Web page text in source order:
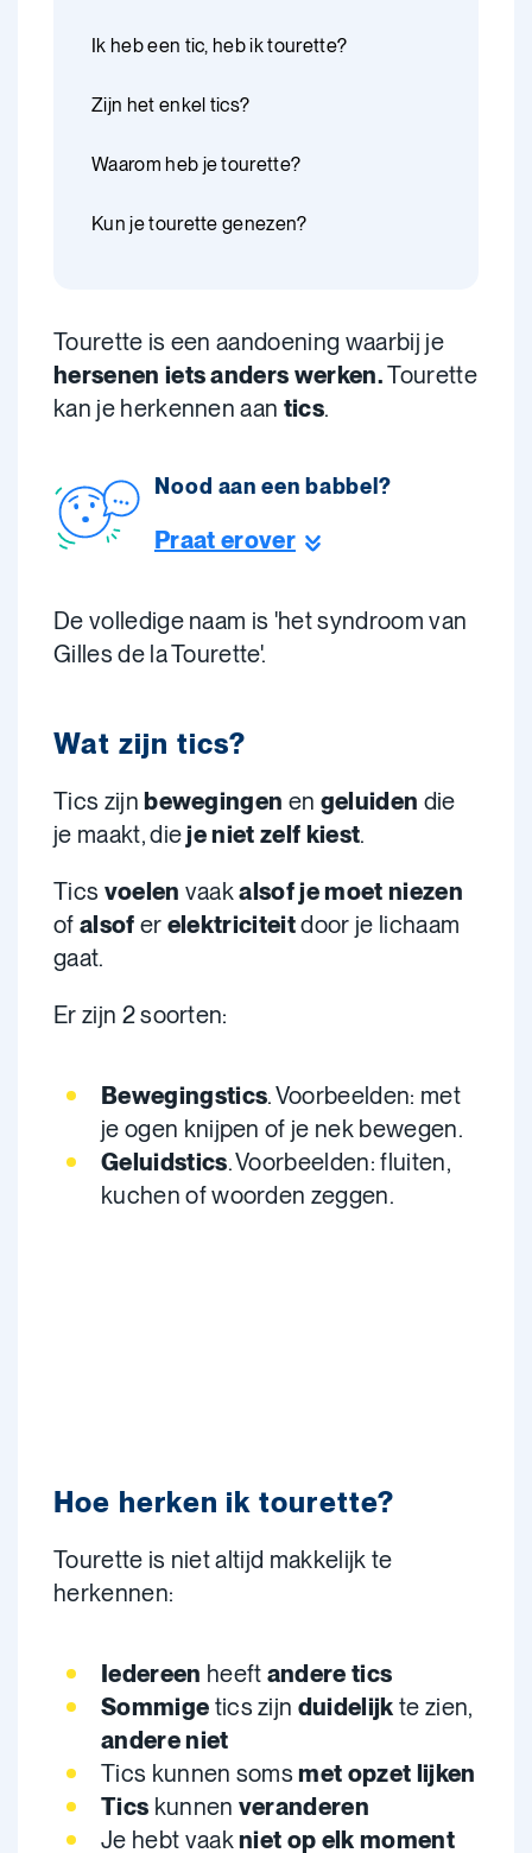
Ik heb een tic, heb ik tourette?
Zijn het enkel tics?
Waarom heb je tourette?
Kun je tourette genezen?
Tourette is een aandoening waarbij je
hersenen iets anders werken.Tourette
kan je herkennen aan tics.
Nood aan een babbel?
Praat erover
De volledige naam is 'het syndroom van
Gilles de la Tourette'.
Wat zijn tics?
Tics zijnbewegingen en geluiden die
je maakt, dieje niet zelf kiest.
Tics voelen vaakalsof je moet niezen
of alsof er elektriciteitdoor je lichaam
gaat.
Er zijn 2 soorten:
Bewegingstics. Voorbeelden: met
je ogen knijpen of je nek bewegen.
Geluidstics. Voorbeelden: fluiten,
kuchen of woorden zeggen.
Hoe herken ik tourette?
Tourette is niet altijd makkelijk te
herkennen:
Iedereen heeft andere tics
Sommige tics zijn duidelijk te zien,
andere niet
Tics kunnen somsmet opzet lijken
Tics kunnen veranderen
Je hebt vaakniet op elk moment